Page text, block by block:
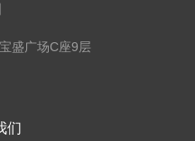
盛广场C座9层
们